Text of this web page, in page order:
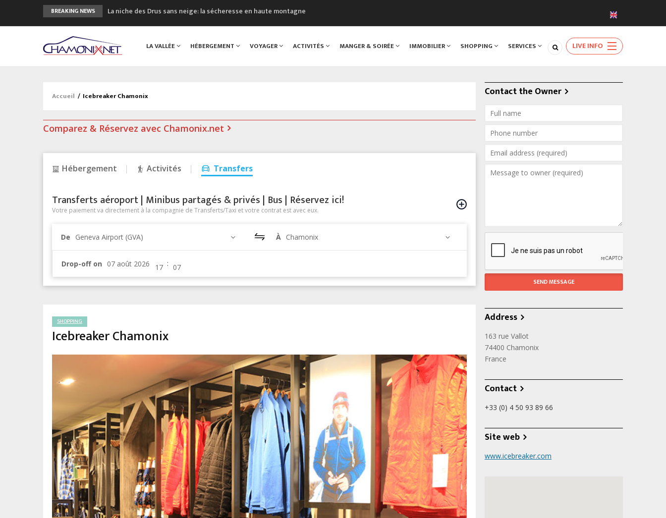
BREAKING NEWS
La niche des Drus sans neige: la sécheresse en haute montagne
Craft ouvre un nouveau magasin de course à pied à Chamonix
3eme Chamonix Vallée Classics Festival
LA VALLÉE HÉBERGEMENT VOYAGER ACTIVITÉS MANGER & SOIRÉE IMMOBILIER SHOPPING SERVICES LIVE INFO
Accueil / Icebreaker Chamonix
Comparez & Réservez avec Chamonix.net
Hébergement Activités Transfers
Transferts aéroport | Minibus partagés & privés | Bus | Réservez ici!
Votre paiement va directement à la compagnie de Transferts/Taxi et votre contrat est avec eux.
De Geneva Airport (GVA) À Chamonix
Drop-off on :
SHOPPING
Icebreaker Chamonix
Contact the Owner
Address
163 rue Vallot
74400 Chamonix
France
Contact
+33 (0) 4 50 93 89 66
Site web
www.icebreaker.com